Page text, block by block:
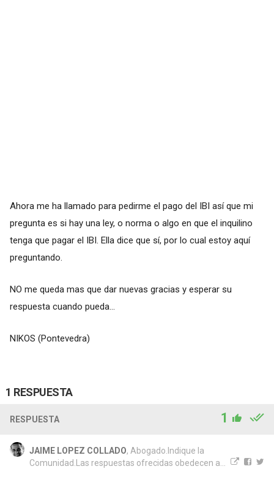
Ahora me ha llamado para pedirme el pago del IBI así que mi
pregunta es si hay una ley, o norma o algo en que el inquilino
tenga que pagar el IBI. Ella dice que sí, por lo cual estoy aquí
preguntando.
NO me queda mas que dar nuevas gracias y esperar su
respuesta cuando pueda...
NIKOS (Pontevedra)
1 RESPUESTA
RESPUESTA 1
JAIME LOPEZ COLLADO, Abogado.Indique la
Comunidad.Las respuestas ofrecidas obedecen a...